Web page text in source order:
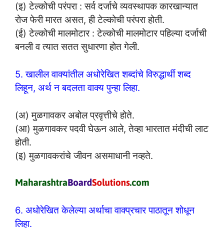
(इ) टेल्कोची परंपरा : सर्व दर्जाचे व्यवस्थापक कारखान्यात
रोज फेरी मारत असत, ही टेल्कोची परंपरा होती.
(ई) टेल्कोची मालमोटार : टेल्कोची मालमोटार पहिल्या दर्जाची
बनली व त्यात सतत सुधारणा होत गेली.
5. खालील वाक्यांतील अधोरेखित शब्दांचे विरुद्धार्थी शब्द
लिहून, अर्थ न बदलता वाक्य पुन्हा लिहा.
(अ) मुळगावकर अबोल प्रवृत्तीचे होते.
(आ) मुळगावकर पदवी घेऊन आले, तेव्हा भारतात मंदीची लाट
होती.
(इ) मुळगावकरांचे जीवन असमाधानी नव्हते.
6. अधोरेखित केलेल्या अर्थाचा वाक्प्रचार पाठातून शोधून
लिहा.